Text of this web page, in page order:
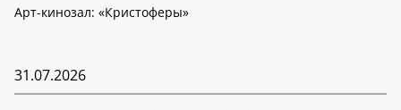
Арт-кинозал: «Кристоферы»
31.07.2026